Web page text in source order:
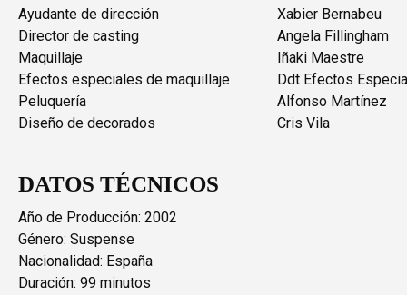
Ayudante de dirección
Xabier Bernabeu
Director de casting
Angela Fillingham
Maquillaje
Iñaki Maestre
Efectos especiales de maquillaje
Ddt Efectos
Peluquería
Alfonso Martínez
Diseño de decorados
Cris Vila
DATOS TÉCNICOS
Año de Producción: 2002
Género: Suspense
Nacionalidad: España
Duración: 99 minutos